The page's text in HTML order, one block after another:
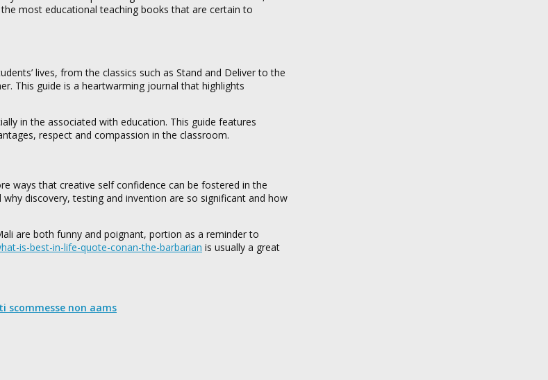
most educational teaching books that are certain to
lives, from the classics such as Stand and Deliver to the
This guide is a heartwarming journal that highlights
in the associated with education. This guide features
respect and compassion in the classroom.
ways that creative self confidence can be fostered in the
discovery, testing and invention are so significant and how
are both funny and poignant, portion as a reminder to
is-best-in-life-quote-conan-the-barbarian is usually a great
scommesse non aams